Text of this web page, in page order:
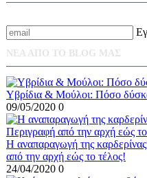
ΝΕΑ ΑΠΟ ΤΟ BLOG ΜΑΣ
Υβρίδια & Μούλοι: Πόσο
09/05/2020 0
Η αναπαραγωγή της
από την αρχή εώς το τέλος!
24/04/2020 0